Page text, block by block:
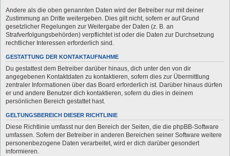
Andere als die oben genannten Daten wird der Betreiber nur mit deiner
Zustimmung an Dritte weitergeben. Dies gilt nicht, sofern er auf Grund
gesetzlicher Regelungen zur Weitergabe der Daten (z. B. an
Strafverfolgungsbehörden) verpflichtet ist oder die Daten zur Durchsetzung
rechtlicher Interessen erforderlich sind.
GESTATTUNG DER KONTAKTAUFNAHME
Du gestattest dem Betreiber darüber hinaus, dich unter den von dir
angegebenen Kontaktdaten zu kontaktieren, sofern dies zur Übermittlung
zentraler Informationen über das Board erforderlich ist. Darüber hinaus dürfen
er und andere Benutzer dich kontaktieren, sofern du dies in deinem
persönlichen Bereich gestattet hast.
GELTUNGSBEREICH DIESER RICHTLINIE
Diese Richtlinie umfasst nur den Bereich der Seiten, die die phpBB-Software
umfassen. Sofern der Betreiber in anderen Bereichen seiner Software weitere
personenbezogene Daten verarbeitet, wird er dich darüber gesondert
informieren.